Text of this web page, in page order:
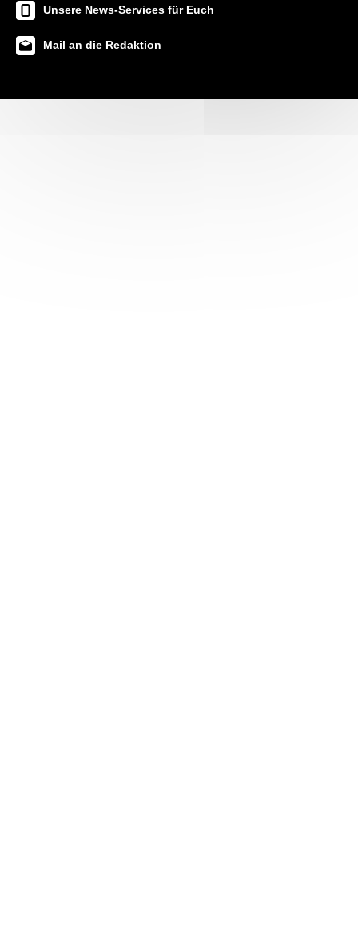
Unsere News-Services für Euch
Mail an die Redaktion